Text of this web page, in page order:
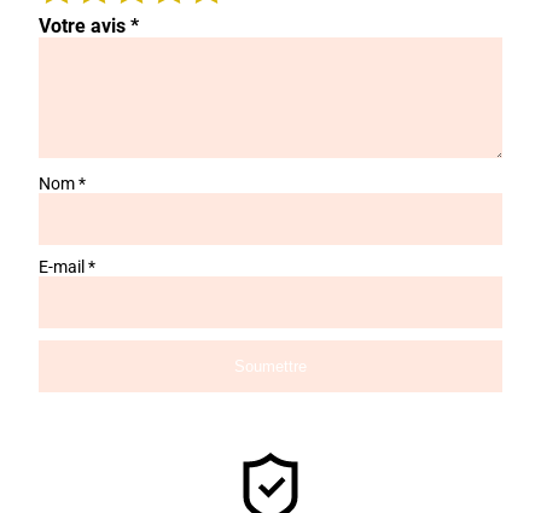
Votre avis *
Nom*
E-mail *